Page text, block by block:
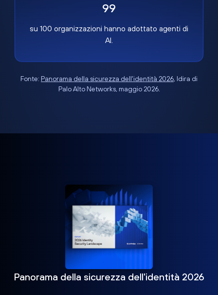
99
su 100 organizzazioni hanno adottato agenti di
AI.
Fonte: Panorama della sicurezza dell'identità 2026, Idira di
Palo Alto Networks, maggio 2026.
Panorama della sicurezza dell'identità 2026